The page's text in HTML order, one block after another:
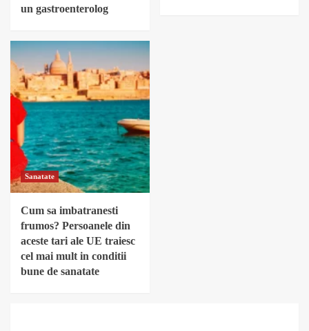
un gastroenterolog
Sanatate
Cum sa imbatranesti
frumos? Persoanele din
aceste tari ale UE traiesc
cel mai mult in conditii
bune de sanatate